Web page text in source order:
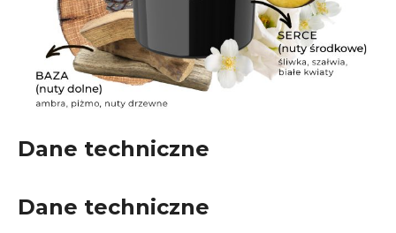
Dane techniczne
Dane techniczne